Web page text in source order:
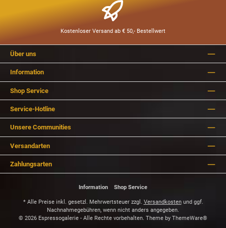
Kostenloser Versand ab € 50,- Bestellwert
Über uns
Information
Shop Service
Service-Hotline
Unsere Communities
Versandarten
Zahlungsarten
Information Shop Service
* Alle Preise inkl. gesetzl. Mehrwertsteuer zzgl. Versandkostenund ggf.
Nachnahmegebühren, wenn nicht anders angegeben.
© 2026 Espressogalerie - Alle Rechte vorbehalten. Theme by ThemeWare®